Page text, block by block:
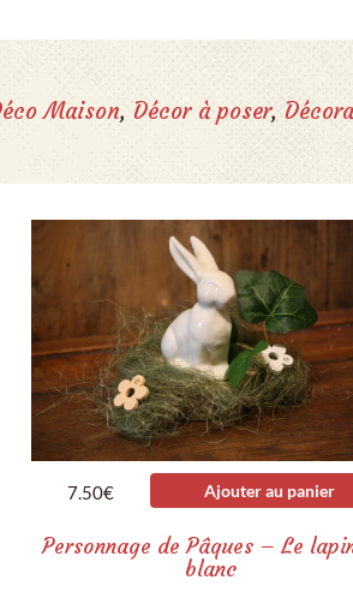
Maison, Décor à poser,
7.50€ Ajouter au panier
Personnage de Pâques – Le
blanc